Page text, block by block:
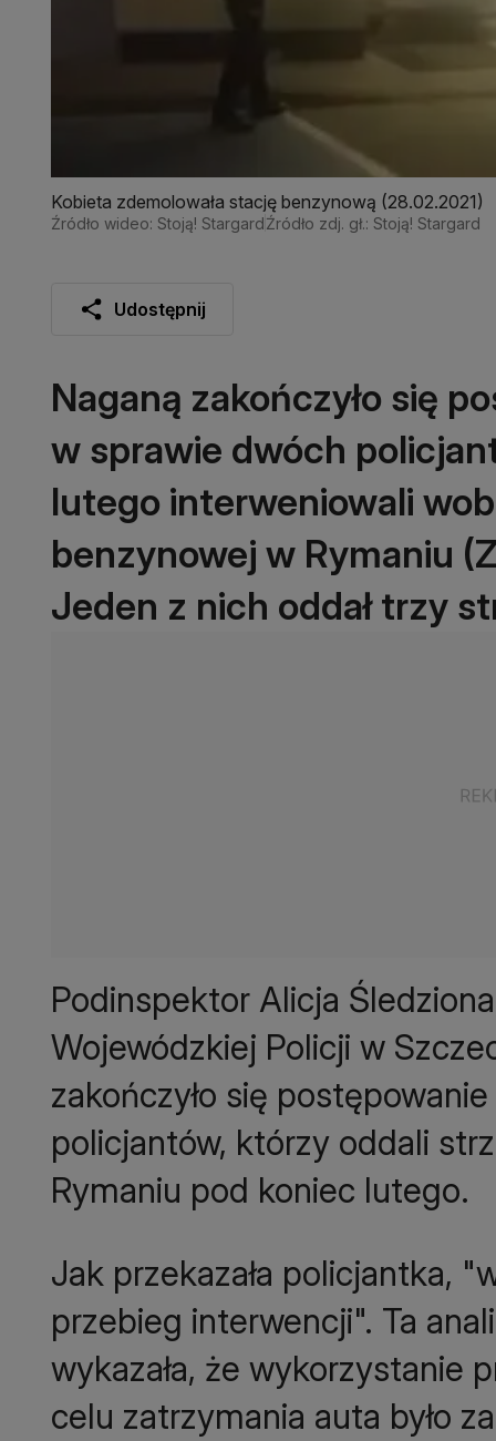
Kobieta zdemolowała stację benzynową (28.02.2021)
Źródło wideo: Stoją! StargardŹródło zdj. gł.: Stoją! Stargard
Udostępnij
Naganą zakończyło się
w sprawie dwóch
lutego interweniowali
benzynowej w Rymaniu
Jeden z nich oddał trzy
Podinspektor Alicja
Wojewódzkiej Policji w
zakończyło się
policjantów, którzy oddali
Jak przekazała policjantka,
przebieg interwencji". Ta
wykazała, że wykorzystanie
celu zatrzymania auta było